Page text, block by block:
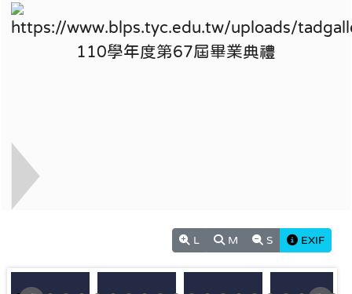
L M S EXIF